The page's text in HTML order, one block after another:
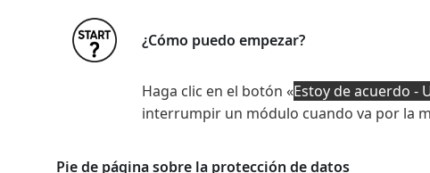
¿Cómo puedo empezar?
Haga clic en el botón «Estoy de acuerdo -
interrumpir un módulo cuando va por la
Pie de página sobre la protección de datos